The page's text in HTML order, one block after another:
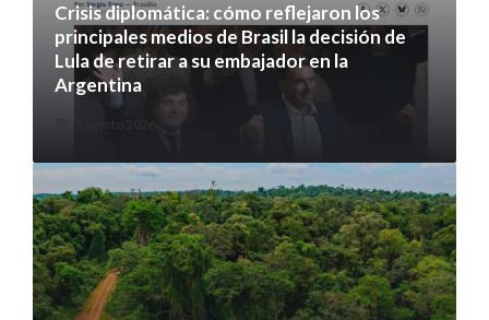
Crisis diplomática: cómo reflejaron los
principales medios de Brasil la decisión de
Lula de retirar a su embajador en la
Argentina
5 agosto 2026